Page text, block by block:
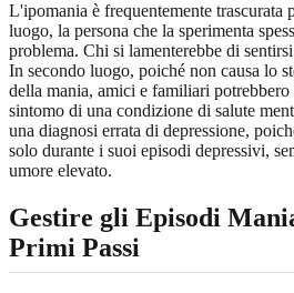
L'ipomania è frequentemente
luogo, la persona che la sperimenta
problema. Chi si lamenterebbe di
In secondo luogo, poiché non causa lo
della mania, amici e familiari
sintomo di una condizione di salute
una diagnosi errata di depressione,
solo durante i suoi episodi depressivi,
umore elevato.
Gestire gli Episodi
Primi Passi